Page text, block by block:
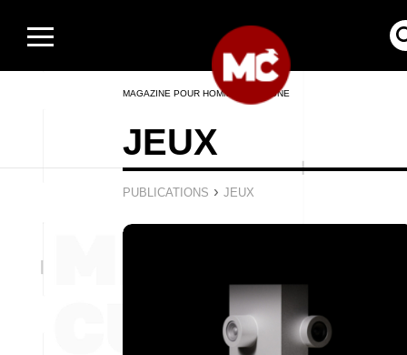
MAGAZINE POUR HOMMES EN LIGNE
JEUX
PUBLICATIONS › JEUX